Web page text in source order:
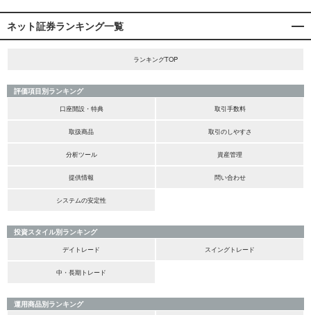
ネット証券ランキング一覧
ランキングTOP
評価項目別ランキング
口座開設・特典
取引手数料
取扱商品 取引のしやすさ
分析ツール 資産管理
提供情報 問い合わせ
システムの安定性
投資スタイル別ランキング
デイトレード
スイングトレード
中・長期トレード
運用商品別ランキング